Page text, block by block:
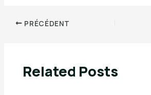
PRÉCÉDENT
Related Posts